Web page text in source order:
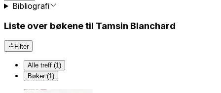
Bibliografi
Liste over bøkene til Tamsin Blanchard
Filter
Alle treff (1)
Bøker (1)